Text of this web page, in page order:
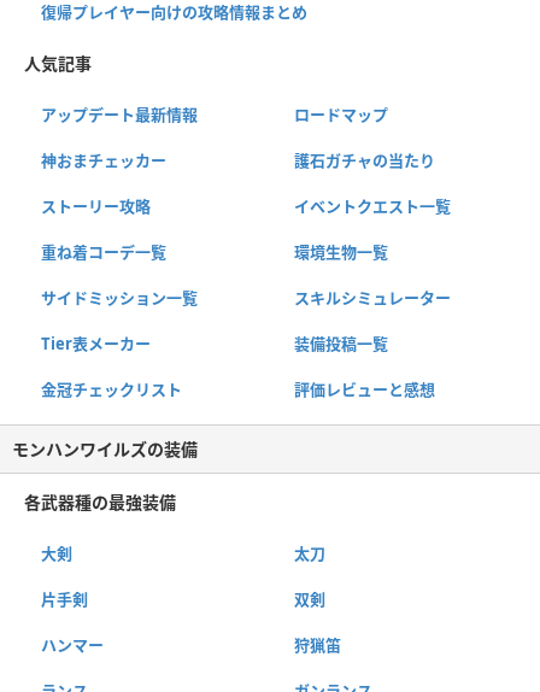
復帰プレイヤー向けの攻略情報まとめ
人気記事
アップデート最新情報 ロードマップ
神おまチェッカー 護石ガチャの当たり
ストーリー攻略 イベントクエスト一覧
重ね着コーデ一覧 環境生物一覧
サイドミッション一覧 スキルシミュレーター
Tier表メーカー 装備投稿一覧
金冠チェックリスト 評価レビューと感想
モンハンワイルズの装備
各武器種の最強装備
大剣 太刀
片手剣 双剣
ハンマー 狩猟笛